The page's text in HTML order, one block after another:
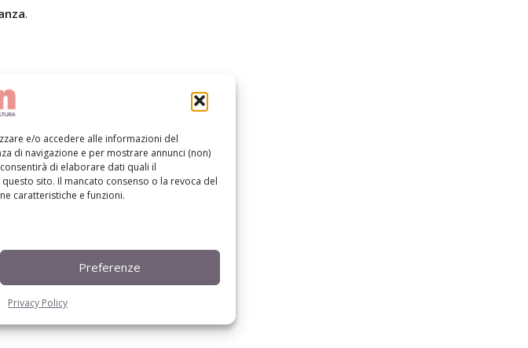
e/o accedere alle informazioni del
di navigazione e per mostrare annunci (non)
di elaborare dati quali il
sito. Il mancato consenso o la revoca del
caratteristiche e funzioni.
Preferenze
Privacy Policy
.
informazioni: